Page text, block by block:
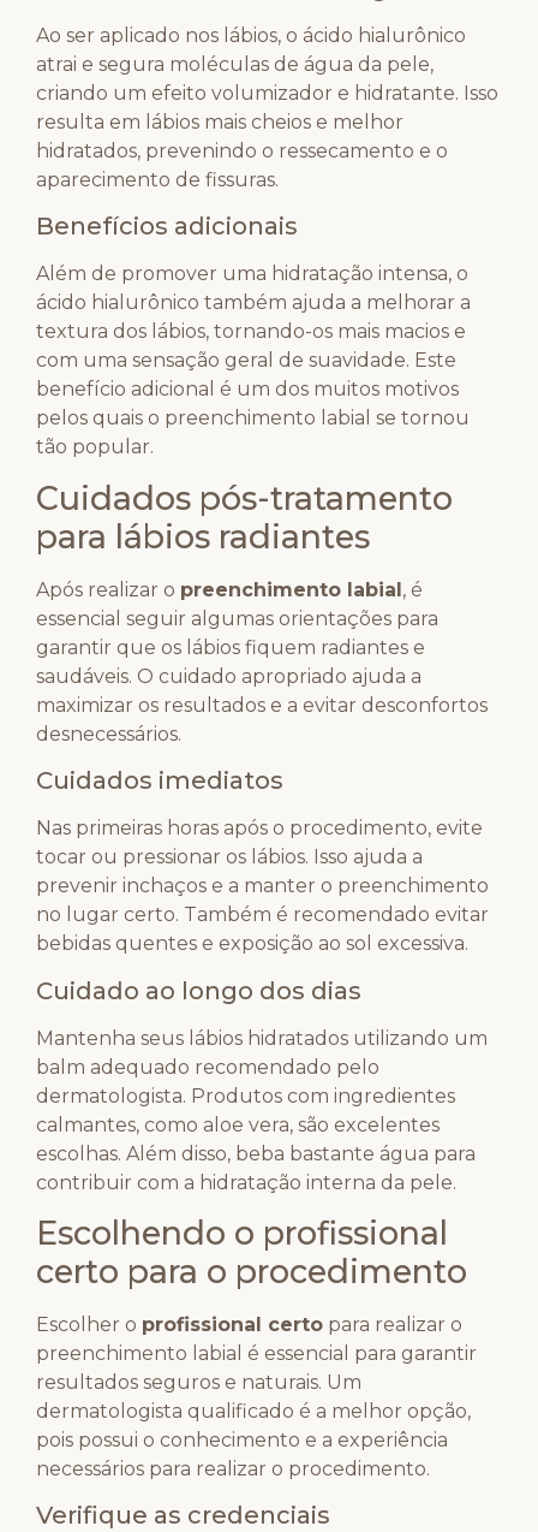
Ao ser aplicado nos lábios, o ácido hialurônico
atrai e segura moléculas de água da pele,
criando um efeito volumizador e hidratante. Isso
resulta em lábios mais cheios e melhor
hidratados, prevenindo o ressecamento e o
aparecimento de fissuras.
Benefícios adicionais
Além de promover uma hidratação intensa, o
ácido hialurônico também ajuda a melhorar a
textura dos lábios, tornando-os mais macios e
com uma sensação geral de suavidade. Este
benefício adicional é um dos muitos motivos
pelos quais o preenchimento labial se tornou
tão popular.
Cuidados pós-tratamento
para lábios radiantes
Após realizar o preenchimento labial, é
essencial seguir algumas orientações para
garantir que os lábios fiquem radiantes e
saudáveis. O cuidado apropriado ajuda a
maximizar os resultados e a evitar desconfortos
desnecessários.
Cuidados imediatos
Nas primeiras horas após o procedimento, evite
tocar ou pressionar os lábios. Isso ajuda a
prevenir inchaços e a manter o preenchimento
no lugar certo. Também é recomendado evitar
bebidas quentes e exposição ao sol excessiva.
Cuidado ao longo dos dias
Mantenha seus lábios hidratados utilizando um
balm adequado recomendado pelo
dermatologista. Produtos com ingredientes
calmantes, como aloe vera, são excelentes
escolhas. Além disso, beba bastante água para
contribuir com a hidratação interna da pele.
Escolhendo o profissional
certo para o procedimento
Escolher o profissional certo para realizar o
preenchimento labial é essencial para garantir
resultados seguros e naturais. Um
dermatologista qualificado é a melhor opção,
pois possui o conhecimento e a experiência
necessários para realizar o procedimento.
Verifique as credenciais